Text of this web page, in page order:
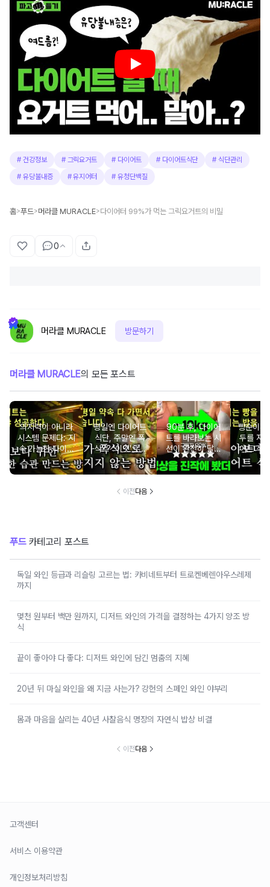
# 건강정보 # 그릭요거트 # 다이어트 # 다이어트식단 #식단관리
# 유당불내증 #유지어터 #유청단백질
홈>푸드>머라클 MURACLE>다이어터 99%가 먹는 그릭요거트의 비밀
0
머라클 MURACLE 방문하기
머라클 MURACLE의 모든 포스트
의지력이 아니라
시스템 문제다: 지
속 가능한 다이어
트 습관 7단계
평일엔 다이어트
식단, 주말엔 폭
식?? '이것'으로
벗어나세요.
90분 후, 다이어
트를 바라보는 시
선이 완전히 달라
집니다
빵순이&
두를 저격할
어트 식
가
이전다음
푸드카테고리 포스트
독일 와인 등급과 리슬링 고르는 법: 카비네트부터 트로켄베렌아우스레제
까지
몇천 원부터 백만 원까지, 디저트 와인의 가격을 결정하는 4가지 양조 방
식
끝이 좋아야 다 좋다: 디저트 와인에 담긴 멈춤의 지혜
20년 뒤 마실 와인을 왜 지금 사는가? 강헌의 스페인 와인 야부리
몸과 마음을 살리는 40년 사찰음식 명장의 자연식 밥상 비결
이전다음
고객센터
서비스 이용약관
개인정보처리방침